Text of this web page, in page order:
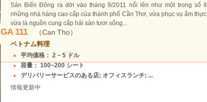
Sản Biển Đông ra đời vào tháng 9/2011 nổi lên như một trong số ít
những nhà hàng cao cấp của thành phố Cần Thơ, vừa phục vụ ẩm thực
vừa là nguồn cung cấp hải sản tươi sống...
GA 111 （Can Tho）
ベトナム料理
平均価格： 2 ~ 5 ドル
容量： 100~200 シート
デリバリーサービスのある店; オフィスランチ; ...
情報更新中